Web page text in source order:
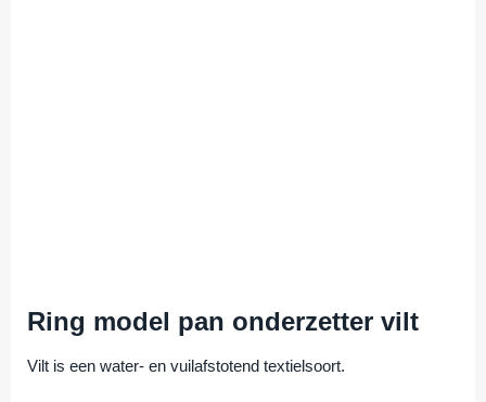
Ring model pan onderzetter vilt
Vilt is een water- en vuilafstotend textielsoort.